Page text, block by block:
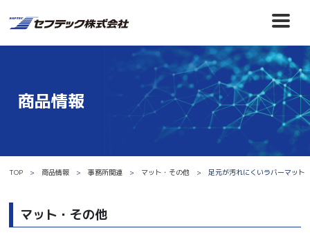
商品情報
TOP 商品情報 事務所関連 マット・その他 足元が汚れにくいラバーマッ
マット・その他